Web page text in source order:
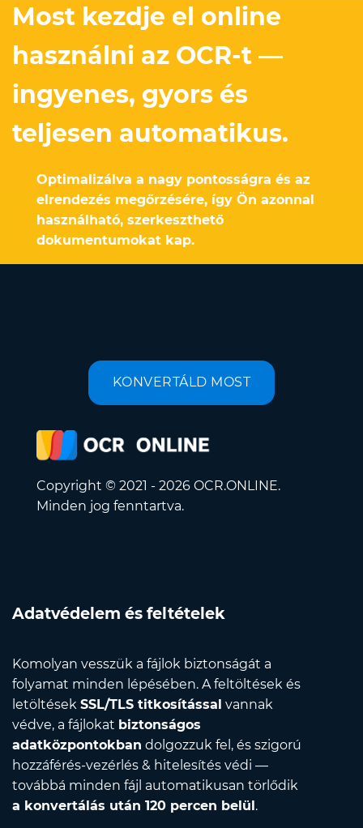
Most kezdje el online
használni az OCR-t —
ingyenes, gyors és
teljesen automatikus.
Optimalizálva a nagy pontosságra és az
elrendezés megőrzésére, így Ön azonnal
használható, szerkeszthető
dokumentumokat kap.
KONVERTÁLD MOST
Copyright © 2021 - 2026 OCR.ONLINE.
Minden jog fenntartva.
Adatvédelem és feltételek
Komolyan vesszük a fájlok biztonságát a
folyamat minden lépésében. A feltöltések és
letöltések SSL/TLS titkosítással vannak
védve, a fájlokat biztonságos
adatközpontokban dolgozzuk fel, és szigorú
hozzáférés-vezérlés & hitelesítés védi —
továbbá minden fájl automatikusan törlődik
a konvertálás után 120 percen belül.